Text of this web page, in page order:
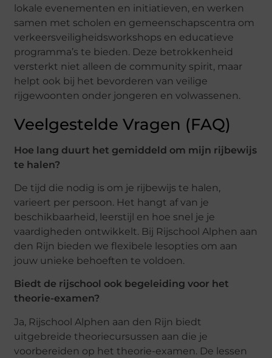
lokale evenementen en initiatieven, en werken
samen met scholen en gemeenschapscentra om
verkeersveiligheidsworkshops en educatieve
programma’s te bieden. Deze betrokkenheid
versterkt niet alleen de community spirit, maar
helpt ook bij het bevorderen van veilige
rijgewoonten onder jongeren en volwassenen.
Veelgestelde Vragen (FAQ)
Hoe lang duurt het gemiddeld om mijn rijbewijs
te halen?
De tijd die nodig is om je rijbewijs te halen,
varieert per persoon. Het hangt af van je
beschikbaarheid, leerstijl en hoe snel je je
vaardigheden ontwikkelt. Bij Rijschool Alphen aan
den Rijn bieden we flexibele lesopties om aan
jouw unieke behoeften te voldoen.
Biedt de rijschool ook begeleiding voor het
theorie-examen?
Ja, Rijschool Alphen aan den Rijn biedt
uitgebreide theoriecursussen aan die je
voorbereiden op het theorie-examen. De lessen